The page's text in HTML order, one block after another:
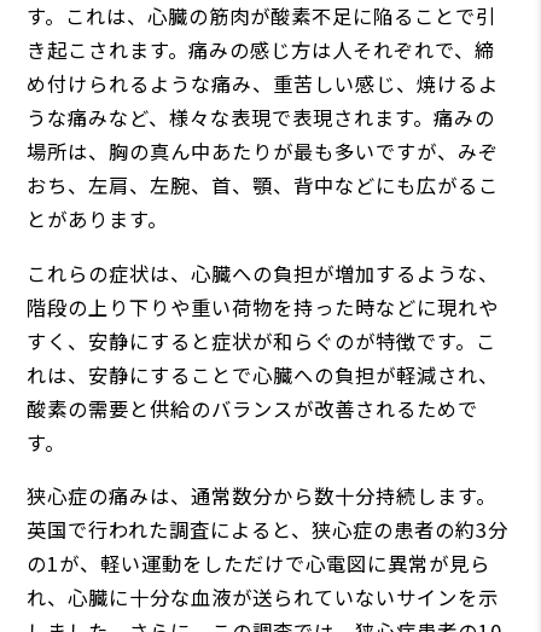
す。これは、心臓の筋肉が酸素不足に陥ることで引
き起こされます。痛みの感じ方は人それぞれで、締
め付けられるような痛み、重苦しい感じ、焼けるよ
うな痛みなど、様々な表現で表現されます。痛みの
場所は、胸の真ん中あたりが最も多いですが、みぞ
おち、左肩、左腕、首、顎、背中などにも広がるこ
とがあります。
これらの症状は、心臓への負担が増加するような、
階段の上り下りや重い荷物を持った時などに現れや
すく、安静にすると症状が和らぐのが特徴です。こ
れは、安静にすることで心臓への負担が軽減され、
酸素の需要と供給のバランスが改善されるためで
す。
狭心症の痛みは、通常数分から数十分持続します。
英国で行われた調査によると、狭心症の患者の約3分
の1が、軽い運動をしただけで心電図に異常が見ら
れ、心臓に十分な血液が送られていないサインを示